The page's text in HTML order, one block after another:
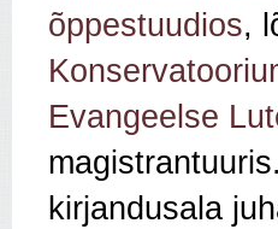
õppestuudios,
Evangeelse
kirjandusala